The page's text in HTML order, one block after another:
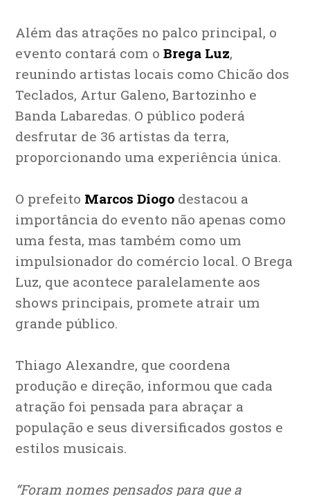
Além das atrações no palco principal, o
evento contará com oBrega Luz,
reunindo artistas locais como Chicão dos
Teclados, Artur Galeno, Bartozinho e
Banda Labaredas. O público poderá
desfrutar de 36 artistas da terra,
proporcionando uma experiência única.
O prefeito Marcos Diogo destacou a
importância do evento não apenas como
uma festa, mas também como um
impulsionador do comércio local. O Brega
Luz, que acontece paralelamente aos
shows principais, promete atrair um
grande público.
Thiago Alexandre, que coordena
produção e direção, informou que cada
atração foi pensada para abraçar a
população e seus diversificados gostos e
estilos musicais.
“Foram nomes pensados para que a